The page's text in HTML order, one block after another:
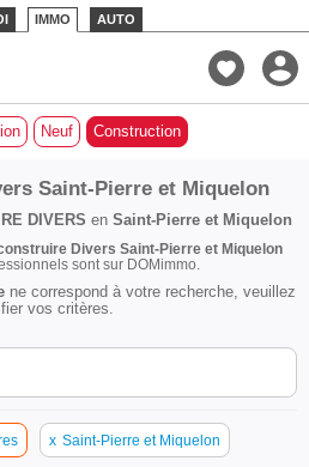
IMMO AUTO
Neuf Construction
Saint-Pierre et Miquelon
DIVERS en Saint-Pierre et Miquelon
Divers Saint-Pierre et Miquelon
sont sur DOMimmo.
ne correspond à votre recherche, veuillez
vos critères.
x Saint-Pierre et Miquelon